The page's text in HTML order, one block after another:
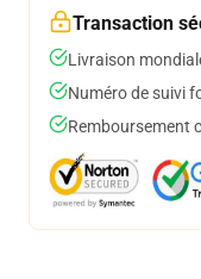
Transaction
Livraison
Numéro de suivi
Remboursement